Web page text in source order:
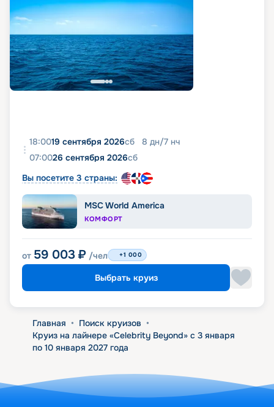
18:0019 сентября 2026сб 8 дн/7 нч
07:0026 сентября 2026сб
Вы посетите 3 страны:
MSC World America
КОМФОРТ
от 59 003 ₽ /чел +1 000
Выбрать круиз
Главная • Поиск круизов •
Круиз на лайнере «Celebrity Beyond» с 3 января
по 10 января 2027 года